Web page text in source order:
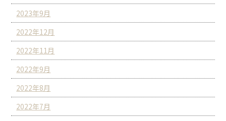
2023年9月
2022年12月
2022年11月
2022年9月
2022年8月
2022年7月